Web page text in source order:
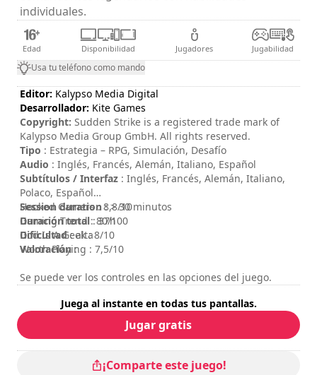
individuales.
Edad Disponibilidad Jugadores Jugabilidad
Usa tu teléfono como mando
Editor: Kalypso Media Digital
Desarrollador: Kite Games
Copyright: Sudden Strike is a registered trade mark of
Kalypso Media Group GmbH. All rights reserved.
Tipo : Estrategia – RPG, Simulación, Desafío
Audio : Inglés, Francés, Alemán, Italiano, Español
Subtítulos / Interfaz : Inglés, Francés, Alemán, Italiano,
Polaco, Español
Session duration: > 30 minutos
Duración total: 37h
Dificultad: alta
Valoración:
Hooked Gamers : 8,8/10
Gaming Trend : 80/100
God Is A Geek : 8/10
Worth Playing : 7,5/10
Se puede ver los controles en las opciones del juego.
Juega al instante en todas tus pantallas.
Jugar gratis
¡Comparte este juego!